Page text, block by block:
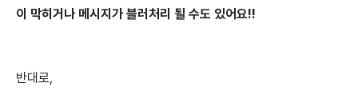
이 막히거나 메시지가 블러처리 될 수도 있어요!!
반대로,